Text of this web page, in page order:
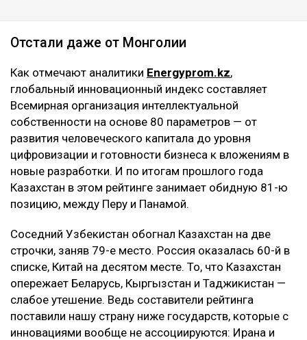
Отстали даже от Монголии
Как отмечают аналитики Energyprom.kz,
глобальный инновационный индекс составляет
Всемирная организация интеллектуальной
собственности на основе 80 параметров — от
развития человеческого капитала до уровня
цифровизации и готовности бизнеса к вложениям в
новые разработки. И по итогам прошлого года
Казахстан в этом рейтинге занимает обидную 81-ю
позицию, между Перу и Панамой.
Соседний Узбекистан обогнал Казахстан на две
строчки, заняв 79-е место. Россия оказалась 60-й в
списке, Китай на десятом месте. То, что Казахстан
опережает Беларусь, Кыргызстан и Таджикистан —
слабое утешение. Ведь составители рейтинга
поставили нашу страну ниже государств, которые с
инновациями вообще не ассоциируются: Ирана и